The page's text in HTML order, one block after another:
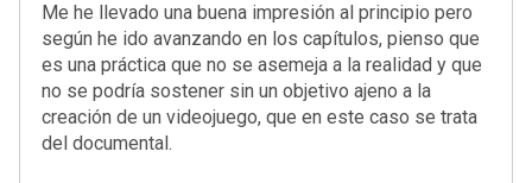
Me he llevado una buena impresión al principio pero
según he ido avanzando en los capítulos, pienso que
es una práctica que no se asemeja a la realidad y que
no se podría sostener sin un objetivo ajeno a la
creación de un videojuego, que en este caso se trata
del documental.